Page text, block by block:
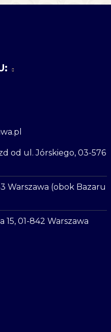
od ul. Jórskiego, 03-576
Warszawa (obok Bazaru
15, 01-842 Warszawa